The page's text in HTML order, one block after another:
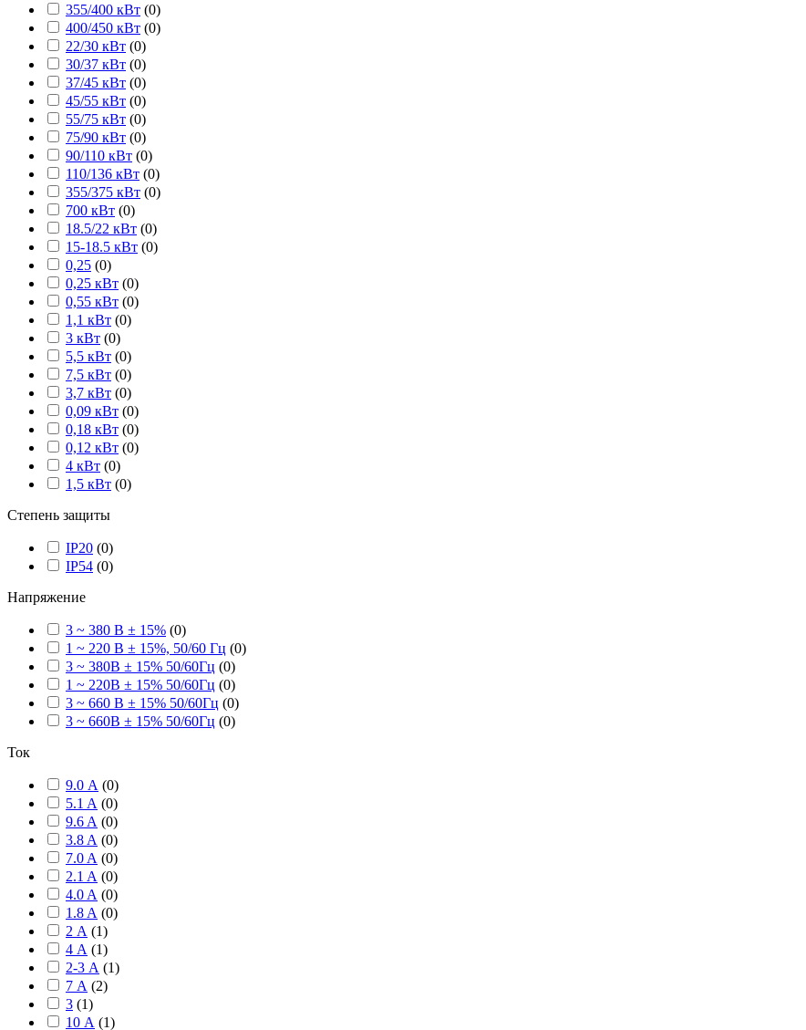
355/400 кВт (0)
400/450 кВт (0)
22/30 кВт (0)
30/37 кВт (0)
37/45 кВт (0)
45/55 кВт (0)
55/75 кВт (0)
75/90 кВт (0)
90/110 кВт (0)
110/136 кВт (0)
355/375 кВт (0)
700 кВт (0)
18.5/22 кВт (0)
15-18.5 кВт (0)
0,25 (0)
0,25 кВт (0)
0,55 кВт (0)
1,1 кВт (0)
3 кВт (0)
5,5 кВт (0)
7,5 кВт (0)
3,7 кВт (0)
0,09 кВт (0)
0,18 кВт (0)
0,12 кВт (0)
4 кВт (0)
1,5 кВт (0)
Степень защиты
IP20 (0)
IP54 (0)
Напряжение
3 ~ 380 В ± 15% (0)
1 ~ 220 В ± 15%, 50/60 Гц (0)
3 ~ 380В ± 15% 50/60Гц (0)
1 ~ 220В ± 15% 50/60Гц (0)
3 ~ 660 В ± 15% 50/60Гц (0)
3 ~ 660В ± 15% 50/60Гц (0)
Ток
9.0 А (0)
5.1 A (0)
9.6 A (0)
3.8 A (0)
7.0 A (0)
2.1 A (0)
4.0 A (0)
1.8 A (0)
2 А (1)
4 А (1)
2-3 А (1)
7 А (2)
3 (1)
10 А (1)